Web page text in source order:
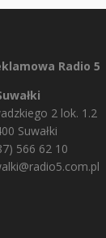
Radio 5
2 lok. 1.2
Suwałki
566 62 10